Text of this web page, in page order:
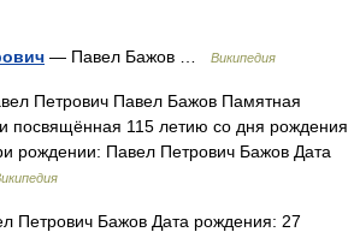
— Павел Бажов … Википедия
Петрович Павел Бажов Памятная
посвящённая 115 летию со дня рождения
рождении: Павел Петрович Бажов Дата
Петрович Бажов Дата рождения: 27